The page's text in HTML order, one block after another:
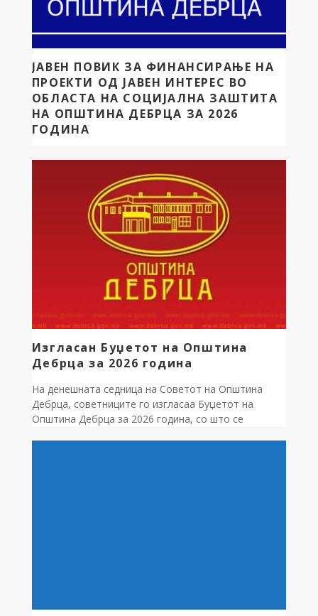
ЈАВЕН ПОВИК ЗА ФИНАНСИРАЊЕ НА
ПРОЕКТИ ОД ЈАВЕН ИНТЕРЕС ВО
ОБЛАСТА НА СОЦИЈАЛНА ЗАШТИТА
НА ОПШТИНА ДЕБРЦА ЗА 2026
ГОДИНА
точка 7 и член 50 став 1 точка 16 од Законот за
локална самоуправа („Сл. весник на Р.М.“ бр. 5/02) и
член 15 став 1 точка 7 од Статутот на Општина
Дебрца („Сл. гласник на општина Дебрца“ бр.
3/2005), Градоначалникот на Општина Дебрца
Изгласан Буџетот на Општина
Дебрца за 2026 година
На денешната седница на Советот на Општина
Дебрца, советниците го изгласаа Буџетот на
Општина Дебрца за 2026 година, со што се